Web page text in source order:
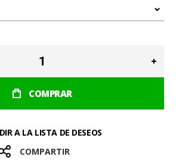
COMPRAR
A LA LISTA DE DESEOS
COMPARTIR